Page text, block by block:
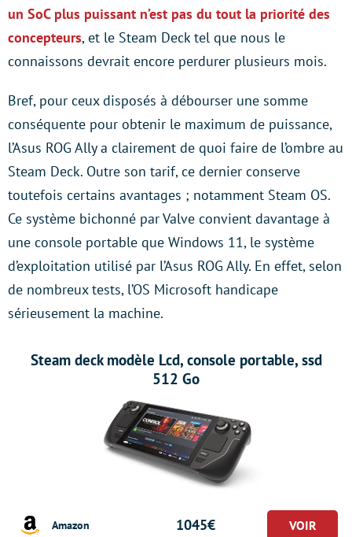
un SoC plus puissant n’est pas du tout la priorité des
concepteurs, et le Steam Deck tel que nous le
connaissons devrait encore perdurer plusieurs mois.
Bref, pour ceux disposés à débourser une somme
conséquente pour obtenir le maximum de puissance,
l’Asus ROG Ally a clairement de quoi faire de l’ombre au
Steam Deck. Outre son tarif, ce dernier conserve
toutefois certains avantages ; notamment Steam OS.
Ce système bichonné par Valve convient davantage à
une console portable que Windows 11, le système
d’exploitation utilisé par l’Asus ROG Ally. En effet, selon
de nombreux tests, l’OS Microsoft handicape
sérieusement la machine.
Steam deck modèle Lcd, console portable, ssd
512 Go
Amazon 1045€